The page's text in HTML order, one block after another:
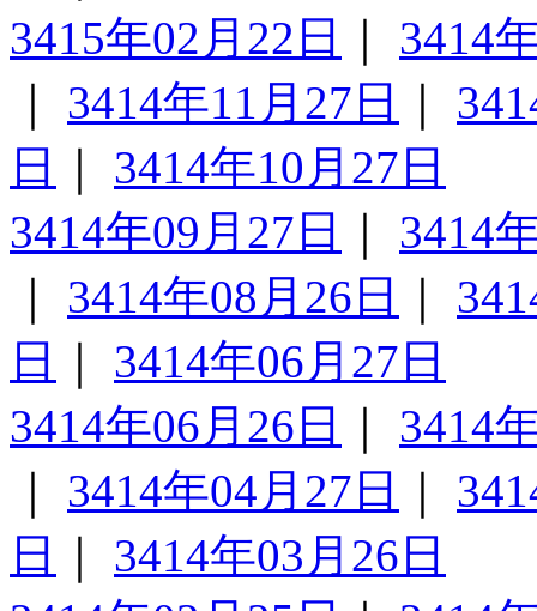
3415年02月22日
3414
3414年11月27日
日
3414年10月27日
3414年09月27日
3414
3414年08月26日
日
3414年06月27日
3414年06月26日
3414
3414年04月27日
日
3414年03月26日